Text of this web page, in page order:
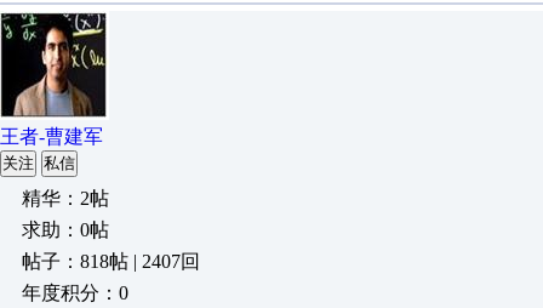
王者-曹建军
关注 私信
精华：2帖
求助：0帖
帖子：818帖 | 2407回
年度积分：0